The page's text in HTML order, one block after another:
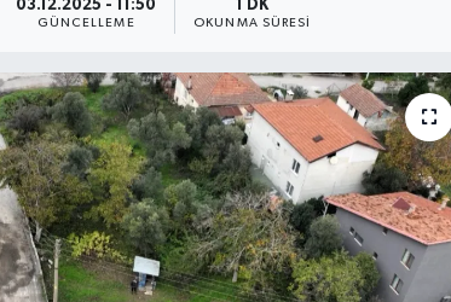
03.12.2025 - 11:50
GÜNCELLEME
1 DK
OKUNMA SÜRESI